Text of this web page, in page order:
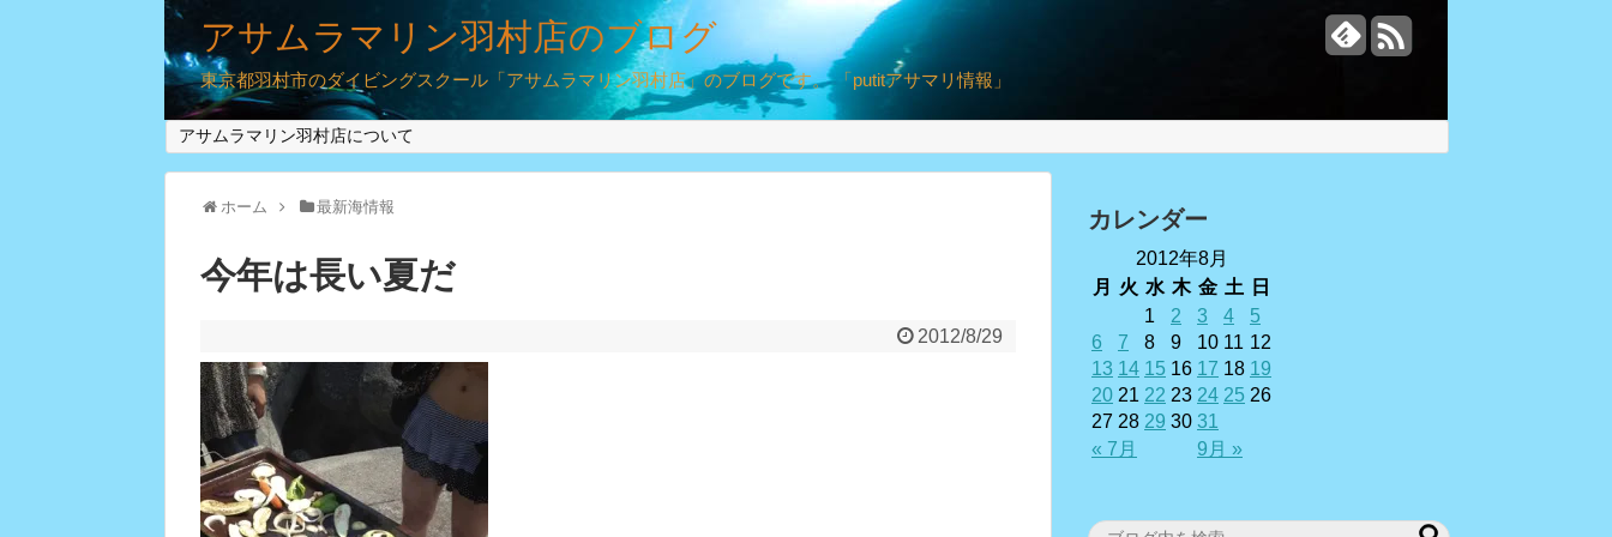
アサムラマリン羽村店のブログ
東京都羽村市のダイビングスクール「アサムラマリン羽村店」のブログです。 「putitアサマリ情報」
アサムラマリン羽村店について
ホーム 最新海情報
今年は長い夏だ
2012/8/29
カレンダー
2012年8月
月
火 水 木 金 土 日
« 7月 9月 »
1 2 3 4
5
6
7 8 9 10 11 12
13 14 15 16 17 18 19
20 21 22 23 24 25 26
27 28 29 30 31